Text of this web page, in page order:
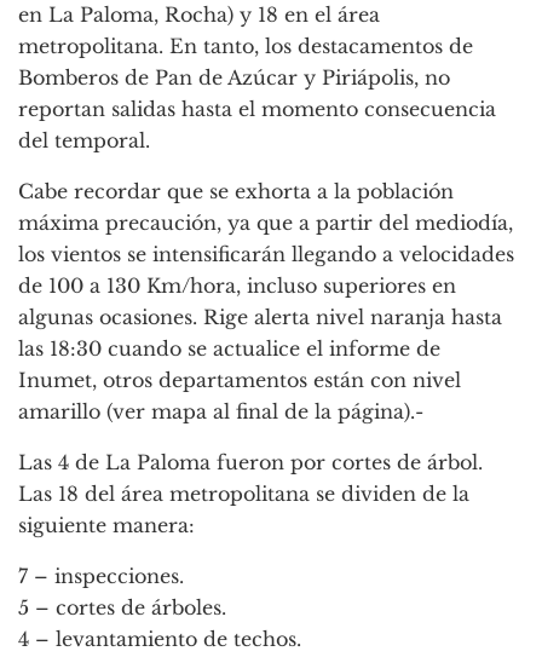
en La Paloma, Rocha) y 18 en el área
metropolitana. En tanto, los destacamentos de
Bomberos de Pan de Azúcar y Piriápolis, no
reportan salidas hasta el momento consecuencia
del temporal.
Cabe recordar que se exhorta a la población
máxima precaución, ya que a partir del mediodía,
los vientos se intensificarán llegando a velocidades
de 100 a 130 Km/hora, incluso superiores en
algunas ocasiones. Rige alerta nivel naranja hasta
las 18:30 cuando se actualice el informe de
Inumet, otros departamentos están con nivel
amarillo (ver mapa al final de la página).-
Las 4 de La Paloma fueron por cortes de árbol.
Las 18 del área metropolitana se dividen de la
siguiente manera:
7 – inspecciones.
5 – cortes de árboles.
4 – levantamiento de techos.